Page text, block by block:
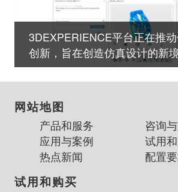
3DEXPERIENCE平台正在推
创新，旨在创造仿真设计的新
网站地图
产品和服务
咨询
应用与案例
试用
热点新闻
配置
试用和购买